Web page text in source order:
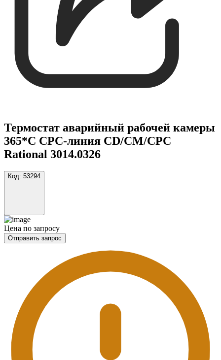
Термостат аварийный рабочей камеры
365*C CPC-линия CD/CM/CPC
Rational 3014.0326
Код: 53294
Цена по запросу
Отправить запрос